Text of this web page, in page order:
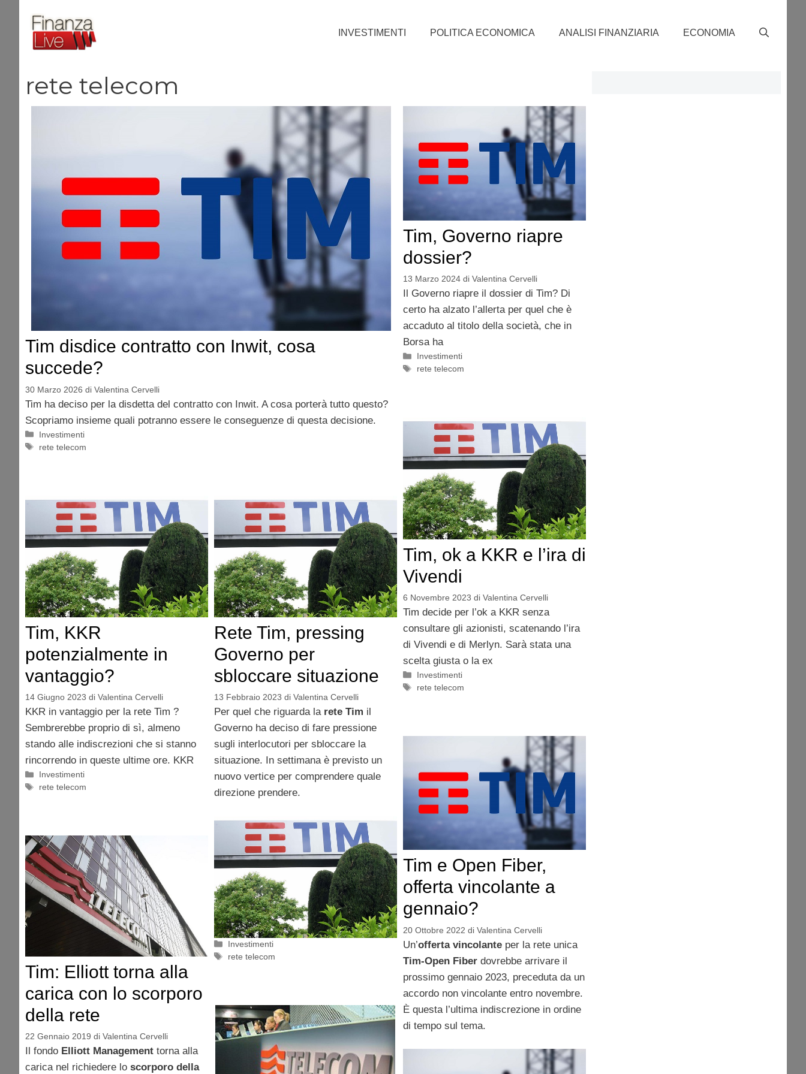
contenuto
INVESTIMENTI POLITICA ECONOMICA ANALISI FINANZIARIA ECONOMIA
rete telecom
Tim disdice contratto con Inwit, cosa
succede?
30 Marzo 2026 di Valentina Cervelli
Tim ha deciso per la disdetta del contratto con Inwit. A cosa porterà tutto questo?
Scopriamo insieme quali potranno essere le conseguenze di questa decisione.
Categorie
Investimenti
Tag
rete telecom
Tim, Governo riapre
dossier?
13 Marzo 2024 di Valentina Cervelli
Il Governo riapre il dossier di Tim? Di
certo ha alzato l’allerta per quel che è
accaduto al titolo della società, che in
Borsa ha
Categorie
Investimenti
Tag
rete telecom
Tim, ok a KKR e l’ira di
Vivendi
6 Novembre 2023 di Valentina Cervelli
Tim decide per l’ok a KKR senza
consultare gli azionisti, scatenando l’ira
di Vivendi e di Merlyn. Sarà stata una
scelta giusta o la ex
Categorie
Investimenti
Tag
rete telecom
Tim, KKR
potenzialmente in
vantaggio?
14 Giugno 2023 di Valentina Cervelli
KKR in vantaggio per la rete Tim ?
Sembrerebbe proprio di sì, almeno
stando alle indiscrezioni che si stanno
rincorrendo in queste ultime ore. KKR
Categorie
Investimenti
Tag
rete telecom
Rete Tim, pressing
Governo per
sbloccare situazione
13 Febbraio 2023 di Valentina Cervelli
Per quel che riguarda la rete Tim il
Governo ha deciso di fare pressione
sugli interlocutori per sbloccare la
situazione. In settimana è previsto un
nuovo vertice per comprendere quale
direzione prendere.
Categorie
Investimenti
Tag
rete telecom
Tim e Open Fiber,
offerta vincolante a
gennaio?
20 Ottobre 2022 di Valentina Cervelli
Un’offerta vincolanteper la rete unica
Tim-Open Fiberdovrebbe arrivare il
prossimo gennaio 2023, preceduta da un
accordo non vincolante entro novembre.
È questa l’ultima indiscrezione in ordine
di tempo sul tema.
Tim: Elliott torna alla
carica con lo scorporo
della rete
22 Gennaio 2019 di Valentina Cervelli
Il fondo Elliott Management torna alla
carica nel richiedere lo scorporo della